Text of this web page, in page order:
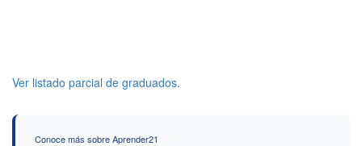
Ver listado parcial de graduados.
Conoce más sobre Aprender21